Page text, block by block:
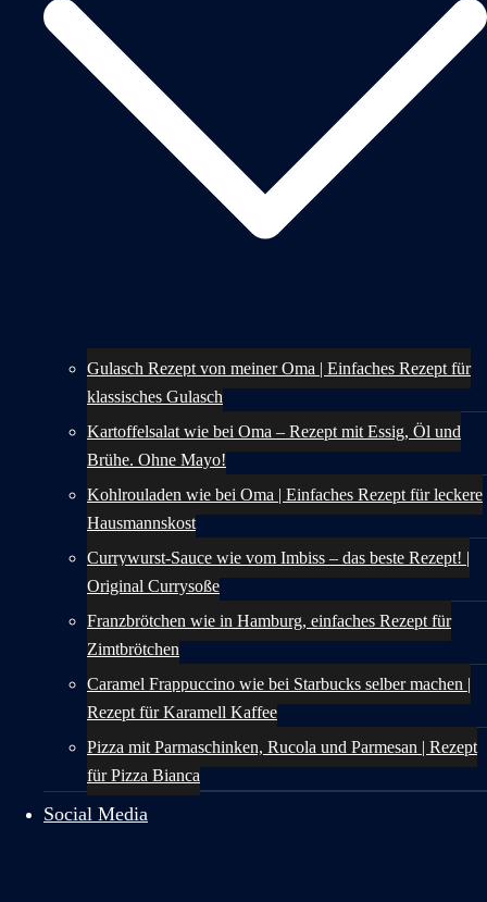
Gulasch Rezept von meiner Oma | Einfaches Rezept für
klassisches Gulasch
Kartoffelsalat wie bei Oma – Rezept mit Essig, Öl und
Brühe. Ohne Mayo!
Kohlrouladen wie bei Oma | Einfaches Rezept für leckere
Hausmannskost
Currywurst-Sauce wie vom Imbiss – das beste Rezept! |
Original Currysoße
Franzbrötchen wie in Hamburg, einfaches Rezept für
Zimtbrötchen
Caramel Frappuccino wie bei Starbucks selber machen |
Rezept für Karamell Kaffee
Pizza mit Parmaschinken, Rucola und Parmesan | Rezept
für Pizza Bianca
Social Media